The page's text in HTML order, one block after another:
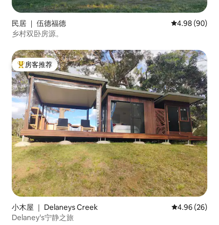
民居 ｜ 伍德福德 平均评分 4.98
4.98 (90)
乡村双卧房源。
热门「房客推荐」
房客推荐
小木屋 ｜ Delaneys Creek 平均评分 4.96
4.96 (26)
Delaney's宁静之旅